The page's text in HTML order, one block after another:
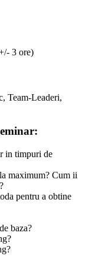
3 ore)
Team-Leaderi,
in timpuri de
maximum? Cum ii
pentru a obtine
baza?